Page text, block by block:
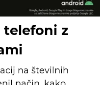
telefoni z
na številnih